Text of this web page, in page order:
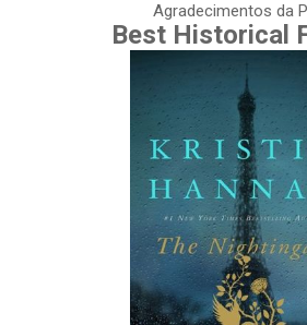
Agradecimentos da
Best Historical